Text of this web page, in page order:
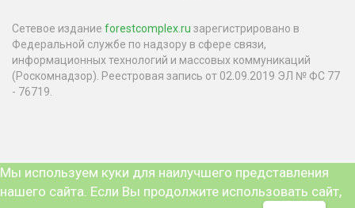
Сетевое издание forestcomplex.ru зарегистрировано в
Федеральной службе по надзору в сфере связи,
информационных технологий и массовых коммуникаций
(Роскомнадзор). Реестровая запись от 02.09.2019 ЭЛ № ФС 77
- 76719.
Мы используем куки для наилучшего представления
нашего сайта. Если Вы продолжите использовать сайт,